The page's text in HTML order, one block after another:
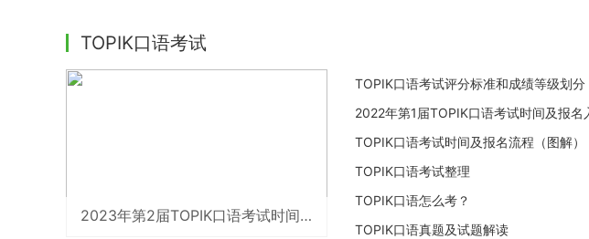
TOPIK口语考试
2023年第2届TOPIK口语考试时间及报名入口
TOPIK口语考试评分标准和成绩等级划分
2022年第1届TOPIK口语考试时间及报名
TOPIK口语考试时间及报名流程（图解）
TOPIK口语考试整理
TOPIK口语怎么考？
TOPIK口语真题及试题解读